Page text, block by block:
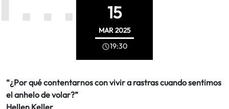
15
MAR2025
19:30
“¿Por qué contentarnos con vivir a rastras cuando sentimos
el anhelo de volar?”